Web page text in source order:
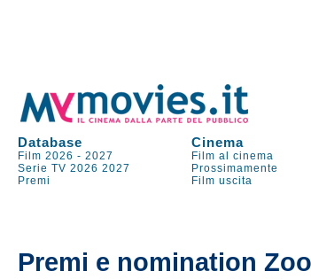
Database Cinema
Film 2026 -2027 Film al cinema
Serie TV 2026 2027 Prossimamente
Premi
Film uscita
Premi e nomination